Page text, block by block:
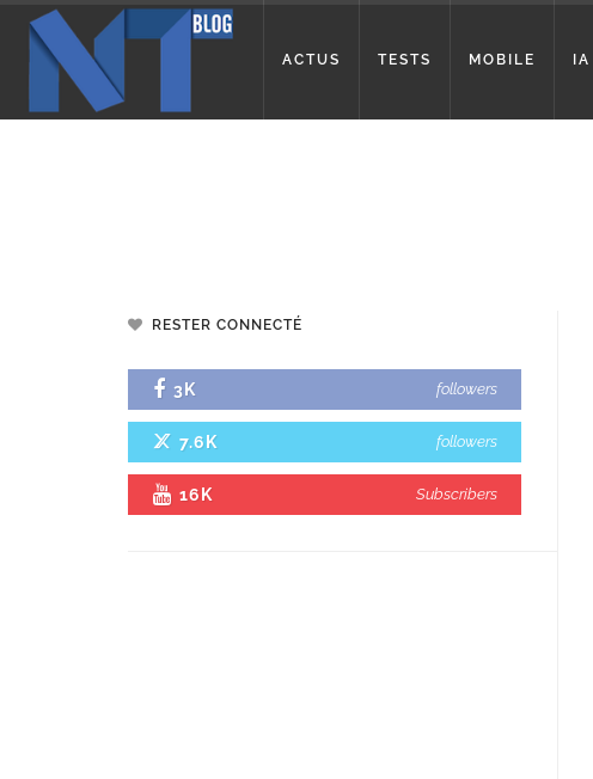
ACTUS TESTS MOBILE IA
RESTER CONNECTÉ
3K followers
7.6K followers
16K Subscribers